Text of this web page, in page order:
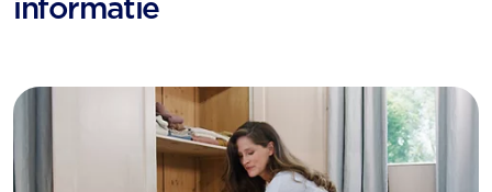
informatie